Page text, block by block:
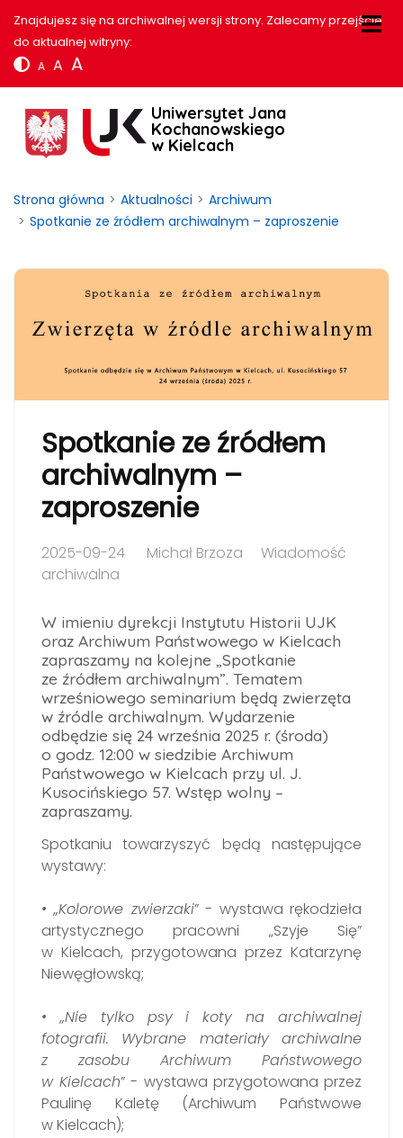
Znajdujesz się na archiwalnej wersji strony. Zalecamy przejście
do aktualnej witryny:
A A A
Uniwersytet Jana
Kochanowskiego
w Kielcach
Strona główna Aktualności
Archiwum
Spotkanie ze źródłem archiwalnym – zaproszenie
Spotkanie ze źródłem
archiwalnym –
zaproszenie
2025-09-24 Michał Brzoza
Wiadomość
archiwalna
W imieniu dyrekcji Instytutu Historii UJK
oraz Archiwum Państwowego w Kielcach
zapraszamy na kolejne „Spotkanie
ze źródłem archiwalnym”. Tematem
wrześniowego seminarium będą zwierzęta
w źródle archiwalnym. Wydarzenie
odbędzie się 24 września 2025 r. (środa)
o godz. 12:00 w siedzibie Archiwum
Państwowego w Kielcach przy ul. J.
Kusocińskiego 57. Wstęp wolny –
zapraszamy.
Spotkaniu towarzyszyć będą następujące
wystawy:
• „Kolorowe zwierzaki” - wystawa rękodzieła
artystycznego pracowni „Szyje Się”
w Kielcach, przygotowana przez Katarzynę
Niewęgłowską;
• „Nie tylko psy i koty na archiwalnej
fotografii. Wybrane materiały archiwalne
z zasobu Archiwum Państwowego
w Kielcach” - wystawa przygotowana przez
Paulinę Kaletę (Archiwum Państwowe
w Kielcach);